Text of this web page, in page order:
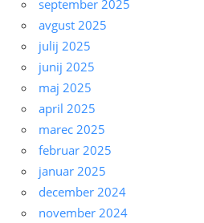
september 2025
avgust 2025
julij 2025
junij 2025
maj 2025
april 2025
marec 2025
februar 2025
januar 2025
december 2024
november 2024